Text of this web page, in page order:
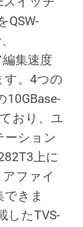
QSW-
集速度
す。4つの
10GBase-
おり、ユ
ーション
上に
ファイ
きま
したTVS-